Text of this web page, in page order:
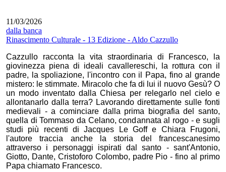
11/03/2026
dalla banca
Rinascimento Culturale - 13 Edizione - Aldo Cazzullo
Cazzullo racconta la vita straordinaria di Francesco, la
giovinezza piena di ideali cavallereschi, la rottura con il
padre, la spoliazione, l'incontro con il Papa, fino al grande
mistero: le stimmate. Miracolo che fa di lui il nuovo Gesù? O
un modo inventato dalla Chiesa per relegarlo nel cielo e
allontanarlo dalla terra? Lavorando direttamente sulle fonti
medievali - a cominciare dalla prima biografia del santo,
quella di Tommaso da Celano, condannata al rogo - e sugli
studi più recenti di Jacques Le Goff e Chiara Frugoni,
l'autore traccia anche la storia del francescanesimo
attraverso i personaggi ispirati dal santo - sant'Antonio,
Giotto, Dante, Cristoforo Colombo, padre Pio - fino al primo
Papa chiamato Francesco.